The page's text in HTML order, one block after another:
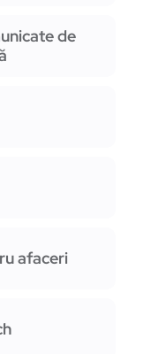
de
afaceri